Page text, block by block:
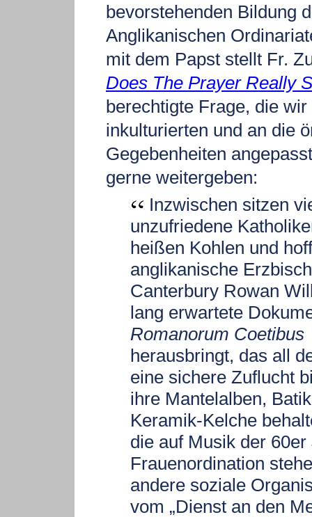
bevorstehenden Bildung
Anglikanischen
mit dem Papst stellt Fr.
Does The Prayer Really
berechtigte Frage, die
inkulturierten und an die
Gegebenheiten
gerne weitergeben:
Inzwischen sitzen
unzufriedene
heißen Kohlen und
anglikanische
Canterbury Rowan
lang erwartete
Romanorum Coetibus
herausbringt, das all
eine sichere Zuflucht
ihre Mantelalben,
Keramik-Kelche
die auf Musik der 60er
Frauenordination
andere soziale
vom „Dienst an den